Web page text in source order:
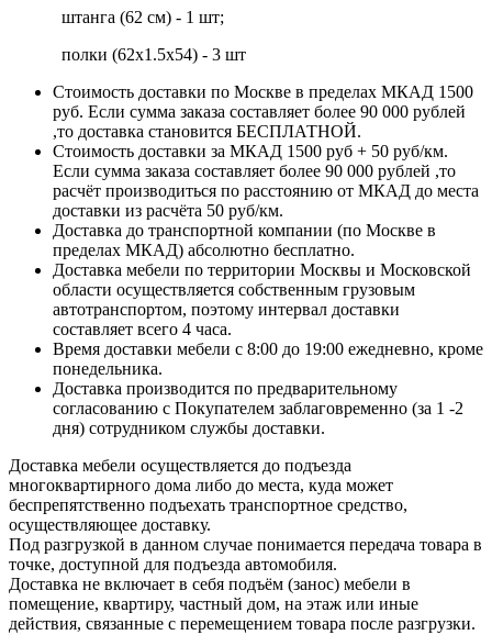
штанга (62 см) - 1 шт;
полки (62х1.5х54) - 3 шт
Стоимость доставки по Москве в пределах МКАД 1500
руб. Если сумма заказа составляет более 90 000 рублей
,то доставка становится БЕСПЛАТНОЙ.
Стоимость доставки за МКАД 1500 руб + 50 руб/км.
Если сумма заказа составляет более 90 000 рублей ,то
расчёт производиться по расстоянию от МКАД до места
доставки из расчёта 50 руб/км.
Доставка до транспортной компании (по Москве в
пределах МКАД) абсолютно бесплатно.
Доставка мебели по территории Москвы и Московской
области осуществляется собственным грузовым
автотранспортом, поэтому интервал доставки
составляет всего 4 часа.
Время доставки мебели с 8:00 до 19:00 ежедневно, кроме
понедельника.
Доставка производится по предварительному
согласованию с Покупателем заблаговременно (за 1 -2
дня) сотрудником службы доставки.
Доставка мебели осуществляется до подъезда
многоквартирного дома либо до места, куда может
беспрепятственно подъехать транспортное средство,
осуществляющее доставку.
Под разгрузкой в данном случае понимается передача товара в
точке, доступной для подъезда автомобиля.
Доставка не включает в себя подъём (занос) мебели в
помещение, квартиру, частный дом, на этаж или иные
действия, связанные с перемещением товара после разгрузки.